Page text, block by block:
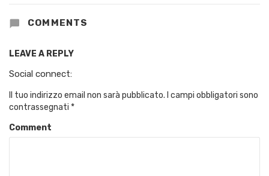
COMMENTS
LEAVE A REPLY
Social connect:
Il tuo indirizzo email non sarà pubblicato. I campi obbligatori sono
contrassegnati *
Comment